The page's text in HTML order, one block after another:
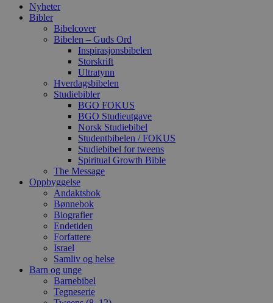
Nyheter
Bibler
Bibelcover
Bibelen – Guds Ord
Inspirasjonsbibelen
Storskrift
Ultratynn
Hverdagsbibelen
Studiebibler
BGO FOKUS
BGO Studieutgave
Norsk Studiebibel
Studentbibelen / FOKUS
Studiebibel for tweens
Spiritual Growth Bible
The Message
Oppbyggelse
Andaktsbok
Bønnebok
Biografier
Endetiden
Forfattere
Israel
Samliv og helse
Barn og unge
Barnebibel
Tegneserie